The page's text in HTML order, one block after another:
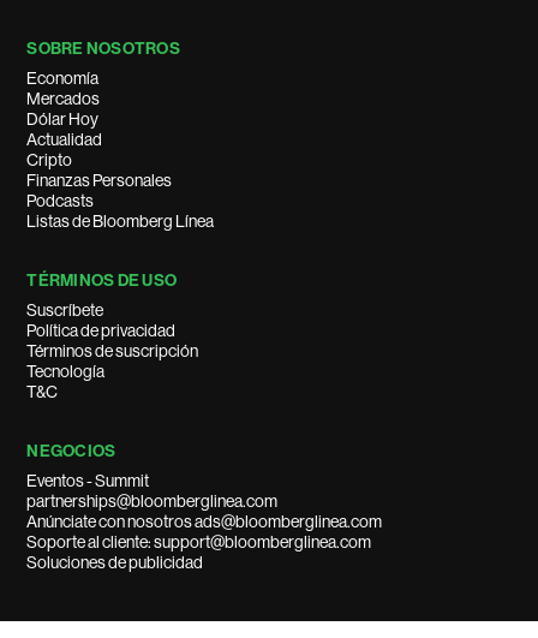
SOBRE NOSOTROS
Economía
Mercados
Dólar Hoy
Actualidad
Cripto
Finanzas Personales
Podcasts
Listas de Bloomberg Línea
TÉRMINOS DE USO
Suscríbete
Política de privacidad
Términos de suscripción
Tecnología
T&C
NEGOCIOS
Eventos - Summit
partnerships@bloomberglinea.com
Anúnciate con nosotros ads@bloomberglinea.com
Soporte al cliente: support@bloomberglinea.com
Soluciones de publicidad